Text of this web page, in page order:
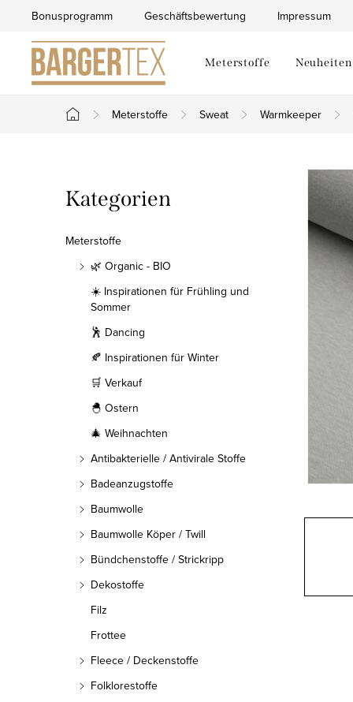
springen
Bonusprogramm Geschäftsbewertung Impressum
Meterstoffe Neuheiten
Startseite
Meterstoffe Sweat Warmkeeper
e
i
Kategorien
überspringen
Kategorien
Meterstoffe
🌿 Organic - BIO
☀️ Inspirationen für Frühling und
Sommer
🕺 Dancing
🍂 Inspirationen für Winter
🛒 Verkauf
🐣 Ostern
🎄 Weihnachten
Antibakterielle / Antivirale Stoffe
Badeanzugstoffe
Baumwolle
Baumwolle Köper / Twill
Bündchenstoffe / Strickripp
Dekostoffe
Filz
Frottee
Fleece / Deckenstoffe
Folklorestoffe